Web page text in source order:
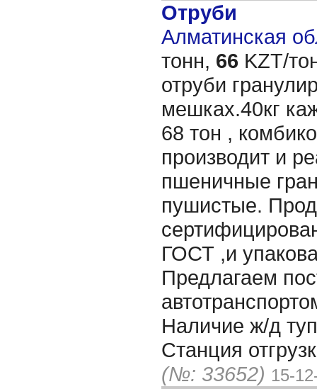
Отруби
Алматинская
тонн, 66 KZT/
отруби
мешках.40кг
68 тон ,
производит и
пшеничные
пушистые.
ГОСТ ,и
Предлагаем
Наличие ж/д
Станция
(№: 33652) 15-